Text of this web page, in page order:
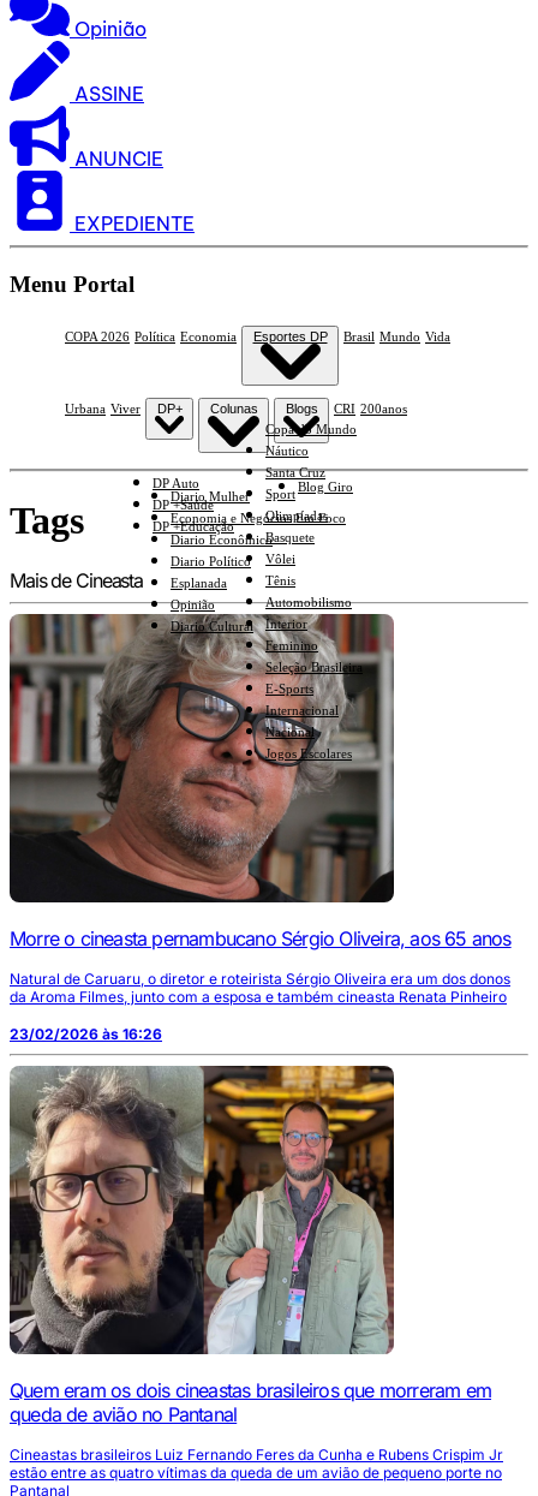
Opinião
ASSINE
ANUNCIE
EXPEDIENTE
Menu Portal
COPA 2026 Política Economia Esportes DP
Copa do Mundo
Náutico
Santa Cruz
Sport
Olimpíadas
Basquete
Vôlei
Tênis
Automobilismo
Interior
Feminino
Seleção Brasileira
E-Sports
Internacional
Nacional
Jogos Escolares
Brasil Mundo Vida
Urbana Viver DP+
DP Auto
DP +Saúde
DP +Educação
Colunas
Diario Mulher
Economia e Negócios Em Foco
Diario Econômico
Diario Político
Esplanada
Opinião
Diario Cultural
Blogs
Blog Giro
CRI 200anos
Tags
Mais de Cineasta
Morre o cineasta pernambucano Sérgio Oliveira, aos 65 anos
Natural de Caruaru, o diretor e roteirista Sérgio Oliveira era um dos donos
da Aroma Filmes, junto com a esposa e também cineasta Renata Pinheiro
23/02/2026 às 16:26
Quem eram os dois cineastas brasileiros que morreram em
queda de avião no Pantanal
Cineastas brasileiros Luiz Fernando Feres da Cunha e Rubens Crispim Jr
estão entre as quatro vítimas da queda de um avião de pequeno porte no
Pantanal